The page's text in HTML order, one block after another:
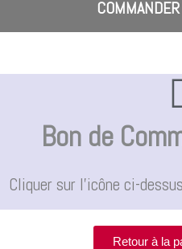
Bon de
Cliquer sur l'icône ci-
Retour à la